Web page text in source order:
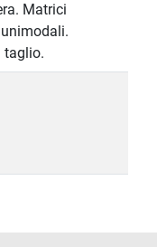
Matrici
taglio.